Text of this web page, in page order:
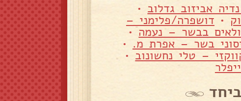
אביזוב גדלוב •
• דושפרה/פלימני –
בבשר – נעמה•
בשר – אפרת מ. •
– טלי נחשונוב •